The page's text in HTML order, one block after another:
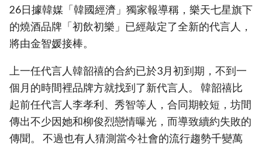
26日據韓媒「韓國經濟」獨家報導稱，樂天七星旗下
的燒酒品牌「初飲初樂」已經敲定了全新的代言人，
將由金智媛接棒。
上一任代言人韓韶禧的合約已於3月初到期，不到一
個月的時間裡品牌方就找到了新代言人。 韓韶禧比
起前任代言人李孝利、秀智等人，合同期較短，坊間
傳出不少因她和柳俊烈戀情曝光，而導致續約失敗的
傳聞。 不過也有人猜測當今社會的流行趨勢千變萬